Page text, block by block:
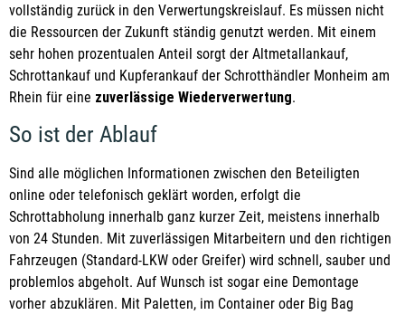
vollständig zurück in den Verwertungskreislauf. Es müssen nicht
die Ressourcen der Zukunft ständig genutzt werden. Mit einem
sehr hohen prozentualen Anteil sorgt der Altmetallankauf,
Schrottankauf und Kupferankauf der Schrotthändler Monheim am
Rhein für eine zuverlässige Wiederverwertung.
So ist der Ablauf
Sind alle möglichen Informationen zwischen den Beteiligten
online oder telefonisch geklärt worden, erfolgt die
Schrottabholung innerhalb ganz kurzer Zeit, meistens innerhalb
von 24 Stunden. Mit zuverlässigen Mitarbeitern und den richtigen
Fahrzeugen (Standard-LKW oder Greifer) wird schnell, sauber und
problemlos abgeholt. Auf Wunsch ist sogar eine Demontage
vorher abzuklären. Mit Paletten, im Container oder Big Bag